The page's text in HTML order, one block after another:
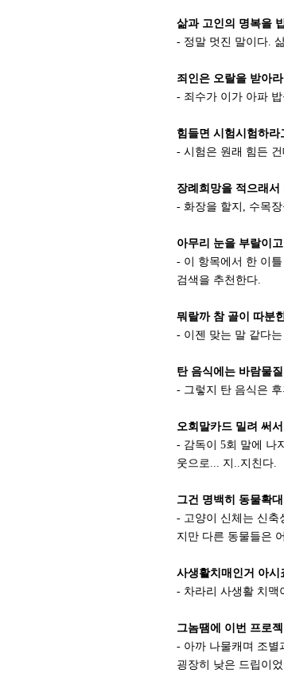
삶과 고인의 명복을
- 정말 멋진 말이다.
죄인은 오랄을 받아라
- 죄수가 이가 아파
힘들면 시험시험하라
- 시험은 원래 힘든
장례희망을 적으래서
- 화장을 할지, 수목
아무리 눈을 부랄이
- 이 항목에서 한 이
검색을 추천한다.
뭐랄까 참 골이 따분
- 이젠 맞는 말 같다
탄 음식에는 바람물
- 그렇지 탄 음식은
오회말카드 밀려 써
- 감독이 5회 말에 나
웃으로... 지..지친다.
그건 명백히 동물확대
- 고양이 신체는 신축
지만 다른 동물들은
사생활치매인거 아시
- 차라리 사생활 치맥
그놈땜에 이번 프로
- 아까 나물캐며 조별
굉장히 낮은 드립이